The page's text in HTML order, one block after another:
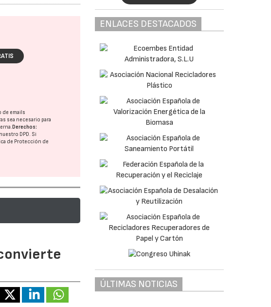
de emails
sea necesario para
Derechos:
DPD . Si
de Protección de
ENLACES DESTACADOS
ÚLTIMAS NOTICIAS